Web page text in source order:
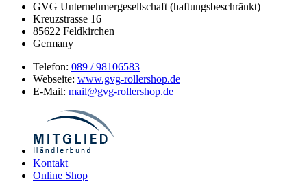
GVG Unternehmergesellschaft (haftungsbeschränkt)
Kreuzstrasse 16
85622 Feldkirchen
Germany
Telefon: 089 / 98106583
Webseite: www.gvg-rollershop.de
E-Mail: mail@gvg-rollershop.de
Kontakt
Online Shop